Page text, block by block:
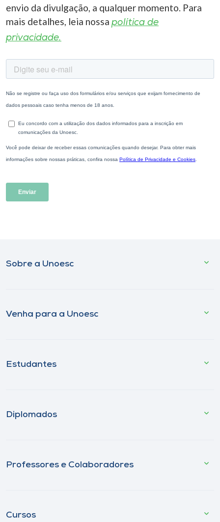
envio da divulgação, a qualquer momento. Para
mais detalhes, leia nossa política de
privacidade.
Sobre a Unoesc
Venha para a Unoesc
Estudantes
Diplomados
Professores e Colaboradores
Cursos